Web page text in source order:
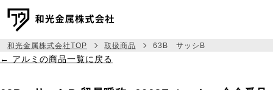
和光金属株式会社TOP 取扱商品 63B サッシB
← アルミの商品一覧に戻る